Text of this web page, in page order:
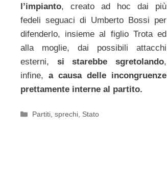
l’impianto, creato ad hoc dai più
fedeli seguaci di Umberto Bossi per
difenderlo, insieme al figlio Trota ed
alla moglie, dai possibili attacchi
esterni, si starebbe sgretolando,
infine, a causa delle incongruenze
prettamente interne al partito.
Categorie
Partiti,sprechi, Stato